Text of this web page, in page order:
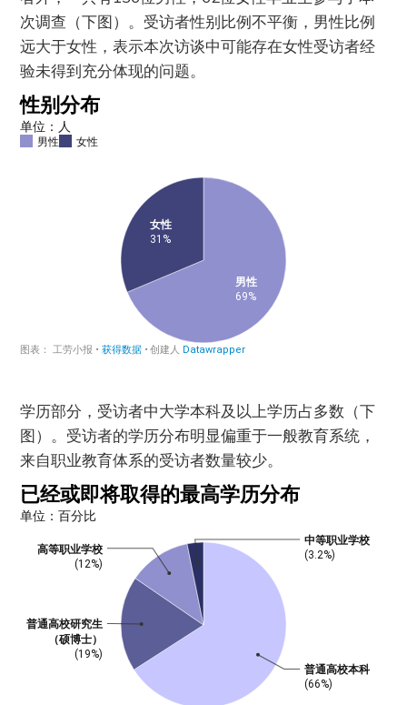
次调查（下图）。受访者性别比例不平衡，男性比例
远大于女性，表示本次访谈中可能存在女性受访者经
验未得到充分体现的问题。
学历部分，受访者中大学本科及以上学历占多数（下
图）。受访者的学历分布明显偏重于一般教育系统，
来自职业教育体系的受访者数量较少。